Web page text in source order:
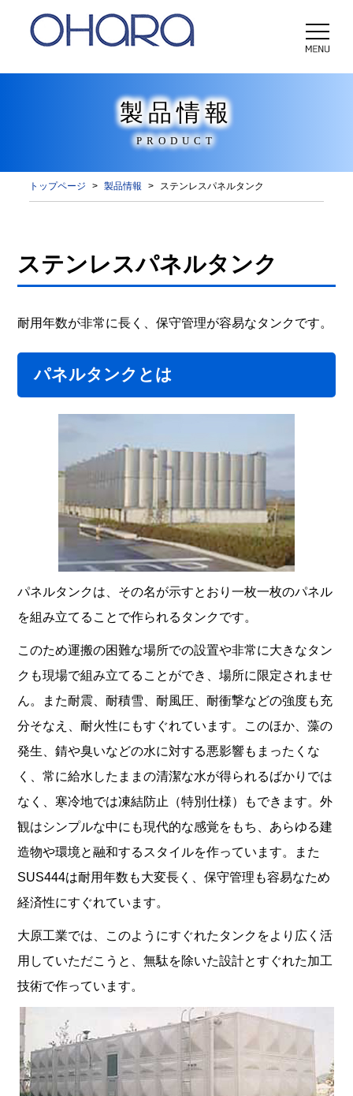
製品情報
PRODUCT
トップページ 製品情報 ステンレスパネルタンク
ステンレスパネルタンク
耐用年数が非常に長く、保守管理が容易なタンクです。
パネルタンクとは
パネルタンクは、その名が示すとおり一枚一枚のパネル
を組み立てることで作られるタンクです。
このため運搬の困難な場所での設置や非常に大きなタン
クも現場で組み立てることができ、場所に限定されませ
ん。また耐震、耐積雪、耐風圧、耐衝撃などの強度も充
分そなえ、耐火性にもすぐれています。このほか、藻の
発生、錆や臭いなどの水に対する悪影響もまったくな
く、常に給水したままの清潔な水が得られるばかりでは
なく、寒冷地では凍結防止（特別仕様）もできます。外
観はシンプルな中にも現代的な感覚をもち、あらゆる建
造物や環境と融和するスタイルを作っています。また
SUS444は耐用年数も大変長く、保守管理も容易なため
経済性にすぐれています。
大原工業では、このようにすぐれたタンクをより広く活
用していただこうと、無駄を除いた設計とすぐれた加工
技術で作っています。